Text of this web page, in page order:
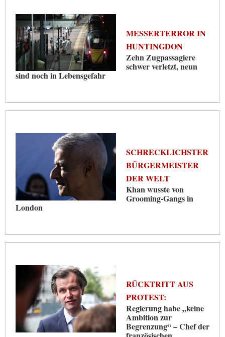
MESSERTERROR IN
HUNTINGDON
Zehn Zugpassagiere
schwer verletzt, neun
sind noch in Lebensgefahr
SCHRECKLICHSTER
BÜRGERMEISTER
DER WELT
Khan wusste von
Grooming-Gangs in
London
RÜCKTRITT AUS
PROTEST:
Regierung habe „keine
Ambition zur
Begrenzung“ – Chef der